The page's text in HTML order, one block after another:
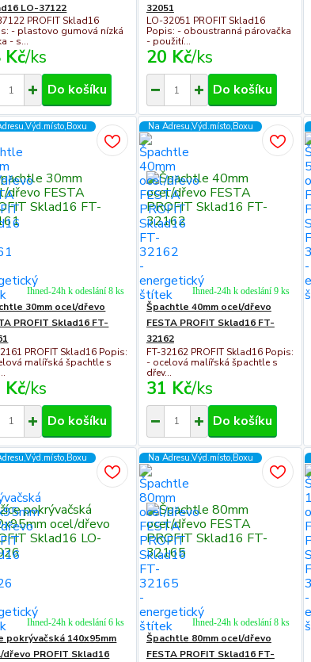
LO-37122
PROFIT Sklad16
- plastovo gumová nízká
- s...
Kč/ks
Do košíku
32051
LO-32051 PROFIT Sklad16
Popis: - oboustranná párovačka
- použití...
20 Kč/ks
Do košíku
30mm ocel/dřevo
PROFIT Sklad16 FT-
PROFIT Sklad16 Popis:
malířská špachtle s
Kč/ks
Ihned-24h k odeslání 8 ks
Do košíku
Na Adresu,Výd.místo,Boxu
Špachtle 40mm ocel/dřevo
FESTA PROFIT Sklad16 FT-
32162
FT-32162 PROFIT Sklad16 Popis:
- ocelová malířská špachtle s
dřev...
31 Kč/ks
Ihned-24h k odeslání 9 ks
Do košíku
pokrývačská 140x95mm
dřevo PROFIT Sklad16
Ihned-24h k odeslání 6 ks
Na Adresu,Výd.místo,Boxu
Špachtle 80mm ocel/dřevo
FESTA PROFIT Sklad16 FT-
Ihned-24h k odeslání 8 ks